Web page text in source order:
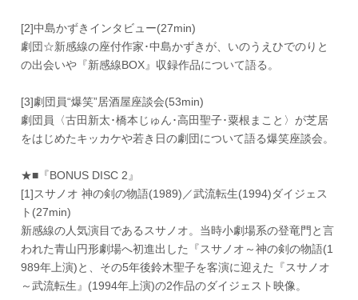
[2]中島かずきインタビュー(27min)
劇団☆新感線の座付作家･中島かずきが、いのうえひでのりと
の出会いや『新感線BOX』収録作品について語る。
[3]劇団員“爆笑”居酒屋座談会(53min)
劇団員〈古田新太･橋本じゅん･高田聖子･粟根まこと〉が芝居
をはじめたキッカケや若き日の劇団について語る爆笑座談会。
★■『BONUS DISC 2』
[1]スサノオ 神の剣の物語(1989)／武流転生(1994)ダイジェス
ト(27min)
新感線の人気演目であるスサノオ。当時小劇場系の登竜門と言
われた青山円形劇場へ初進出した『スサノオ～神の剣の物語(1
989年上演)と、その5年後鈴木聖子を客演に迎えた『スサノオ
～武流転生』(1994年上演)の2作品のダイジェスト映像。